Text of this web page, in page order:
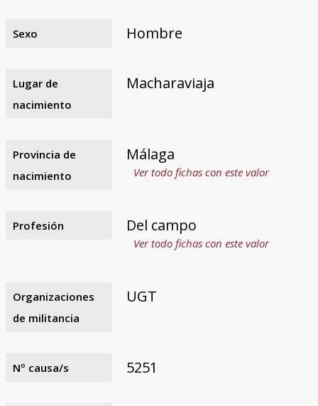
Sexo Hombre
Lugar de
nacimiento
Macharaviaja
Provincia de
nacimiento
Málaga
Ver todo fichas con este valor
Profesión Del campo
Ver todo fichas con este valor
Organizaciones
de militancia
UGT
Nº causa/s 5251